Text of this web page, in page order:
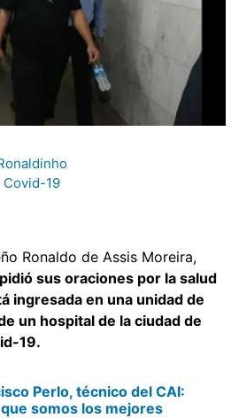
Covid-19
Ronaldo de Assis Moreira,
sus oraciones por la salud
ingresada en una unidad de
un hospital de la ciudad de
19.
Perlo, técnico del CAI:
somos los mejores